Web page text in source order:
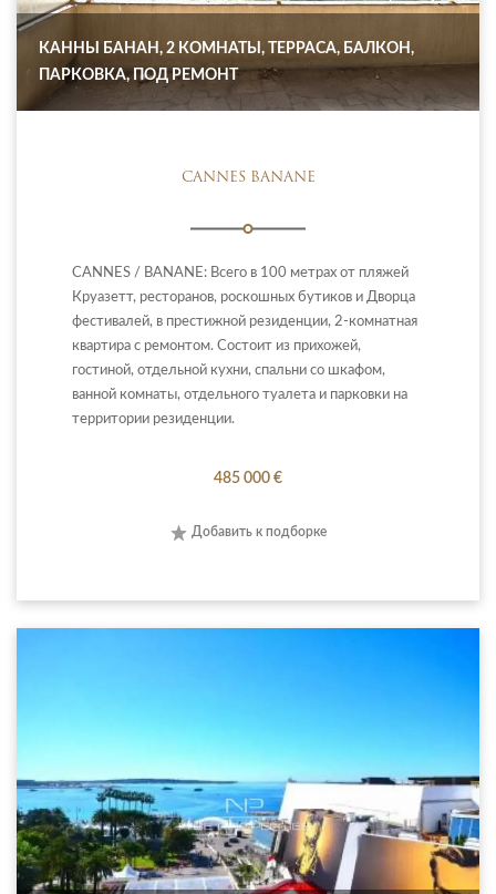
КАННЫ БАНАН, 2 КОМНАТЫ, ТЕРРАСА, БАЛКОН,
ПАРКОВКА, ПОД РЕМОНТ
CANNES BANANE
CANNES / BANANE: Всего в 100 метрах от пляжей
Круазетт, ресторанов, роскошных бутиков и Дворца
фестивалей, в престижной резиденции, 2-комнатная
квартира с ремонтом. Состоит из прихожей,
гостиной, отдельной кухни, спальни со шкафом,
ванной комнаты, отдельного туалета и парковки на
территории резиденции.
485 000 €
Добавить к подборке